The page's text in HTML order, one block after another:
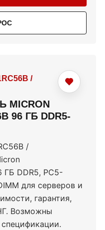
/
96 ГБ DDR5-
/
ГБ DDR5, PC5-
для серверов и
гарантия,
Возможны